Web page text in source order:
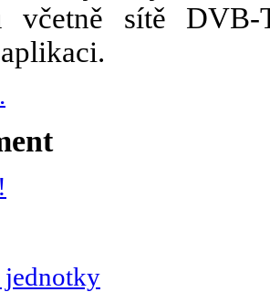
včetně sítě